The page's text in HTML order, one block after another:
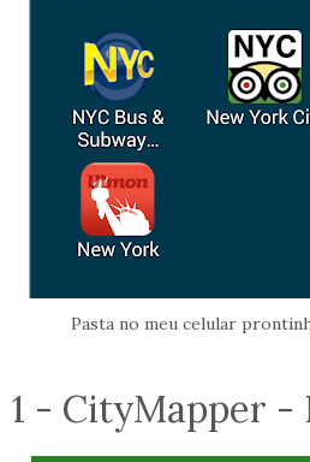
Pasta no meu celular
1 - CityMapper -